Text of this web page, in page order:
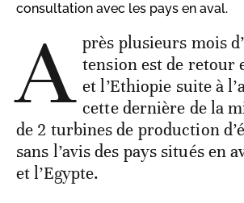
consultation avec les pays en aval.
A près plusieurs mois
tension est de retour
et l’Ethiopie suite à
cette dernière de la
de 2 turbines de production
sans l’avis des pays situés en
et l’Egypte.